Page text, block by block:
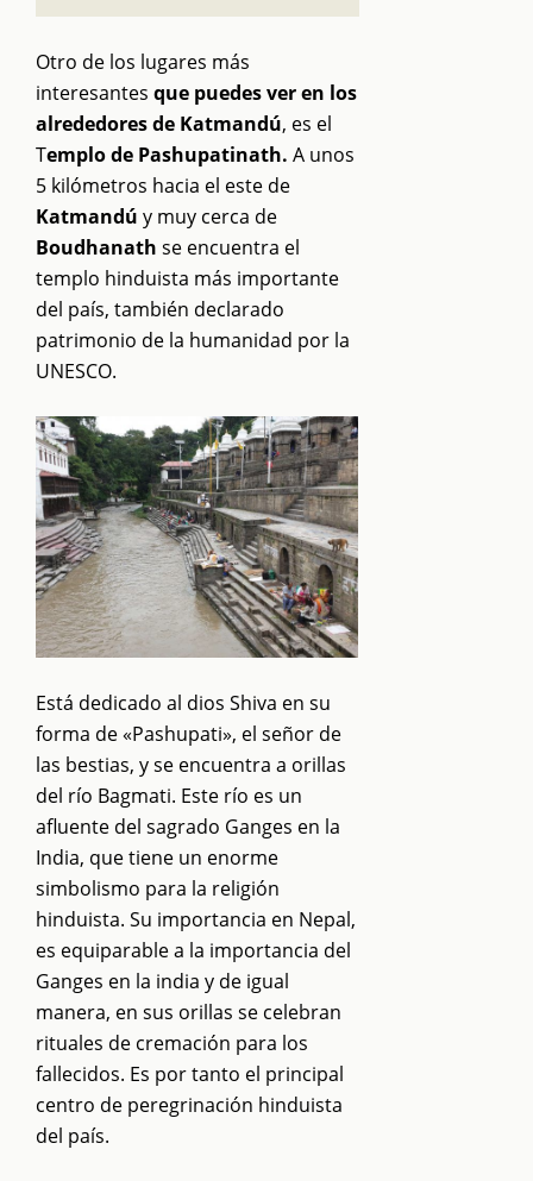
Otro de los lugares más
interesantes que puedes ver en los
alrededores de Katmandú, es el
Templo de Pashupatinath. A unos
5 kilómetros hacia el este de
Katmandú y muy cerca de
Boudhanath se encuentra el
templo hinduista más importante
del país, también declarado
patrimonio de la humanidad por la
UNESCO.
Está dedicado al dios Shiva en su
forma de «Pashupati», el señor de
las bestias, y se encuentra a orillas
del río Bagmati. Este río es un
afluente del sagrado Ganges en la
India, que tiene un enorme
simbolismo para la religión
hinduista. Su importancia en Nepal,
es equiparable a la importancia del
Ganges en la india y de igual
manera, en sus orillas se celebran
rituales de cremación para los
fallecidos. Es por tanto el principal
centro de peregrinación hinduista
del país.